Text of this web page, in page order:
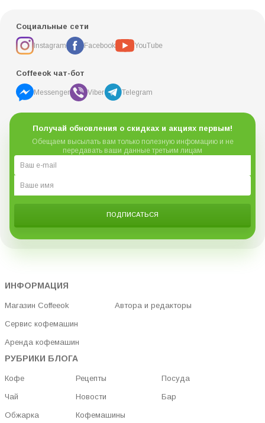
Социальные сети
Instagram Facebook YouTube
Coffeeok чат-бот
Messenger Viber Telegram
Получай обновления о скидках и акциях первым!
Обещаем высылать вам только полезную инфомацию и не
передавать ваши данные третьим лицам
ПОДПИСАТЬСЯ
ИНФОРМАЦИЯ
Магазин Coffeeok
Сервис кофемашин
Аренда кофемашин
Автора и редакторы
РУБРИКИ БЛОГА
Кофе
Чай
Обжарка
Рецепты
Новости
Кофемашины
Посуда
Бар